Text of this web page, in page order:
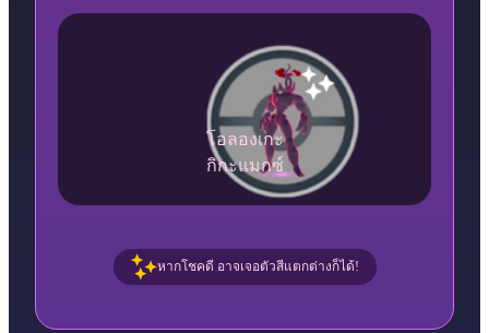
โอลองเกะ
กิกะแมกซ์
หากโชคดี อาจเจอตัวสีแตกต่างก็ได้!